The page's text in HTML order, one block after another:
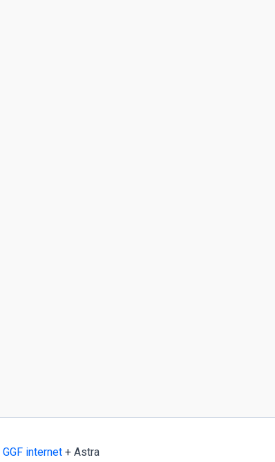
GGF internet + Astra